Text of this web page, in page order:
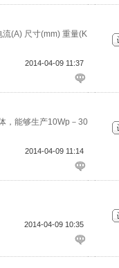
(A) 尺寸(mm) 重量(K
2014-04-09 11:37
，能够生产10Wp－30
2014-04-09 11:14
2014-04-09 10:35